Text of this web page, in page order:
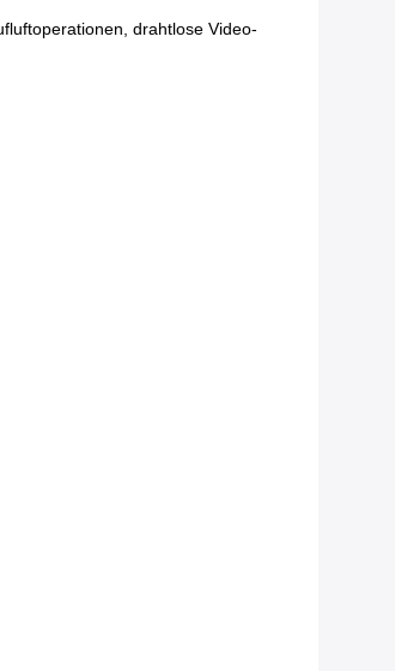
drahtlose Video-